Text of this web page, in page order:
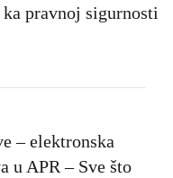
pravnoj sigurnosti
– elektronska
u APR – Sve što